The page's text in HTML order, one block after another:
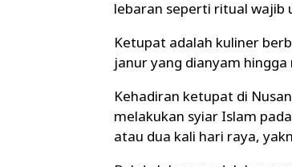
lebaran seperti ritual wajib
Ketupat adalah kuliner
janur yang dianyam
Kehadiran ketupat di
melakukan syiar Islam
atau dua kali hari raya,